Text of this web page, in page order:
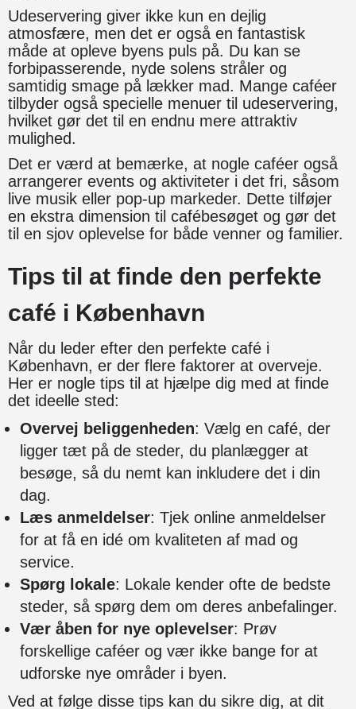
Udeservering giver ikke kun en dejlig
atmosfære, men det er også en fantastisk
måde at opleve byens puls på. Du kan se
forbipasserende, nyde solens stråler og
samtidig smage på lækker mad. Mange caféer
tilbyder også specielle menuer til udeservering,
hvilket gør det til en endnu mere attraktiv
mulighed.
Det er værd at bemærke, at nogle caféer også
arrangerer events og aktiviteter i det fri, såsom
live musik eller pop-up markeder. Dette tilføjer
en ekstra dimension til cafébesøget og gør det
til en sjov oplevelse for både venner og familier.
Tips til at finde den perfekte
café i København
Når du leder efter den perfekte café i
København, er der flere faktorer at overveje.
Her er nogle tips til at hjælpe dig med at finde
det ideelle sted:
Overvej beliggenheden: Vælg en café, der
ligger tæt på de steder, du planlægger at
besøge, så du nemt kan inkludere det i din
dag.
Læs anmeldelser: Tjek online anmeldelser
for at få en idé om kvaliteten af mad og
service.
Spørg lokale: Lokale kender ofte de bedste
steder, så spørg dem om deres anbefalinger.
Vær åben for nye oplevelser: Prøv
forskellige caféer og vær ikke bange for at
udforske nye områder i byen.
Ved at følge disse tips kan du sikre dig, at dit